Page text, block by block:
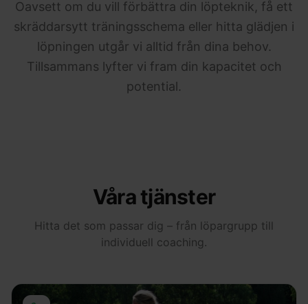
Oavsett om du vill förbättra din löpteknik, få ett
skräddarsytt träningsschema eller hitta glädjen i
löpningen utgår vi alltid från dina behov.
Tillsammans lyfter vi fram din kapacitet och
potential.
Våra tjänster
Hitta det som passar dig – från löpargrupp till
individuell coaching.